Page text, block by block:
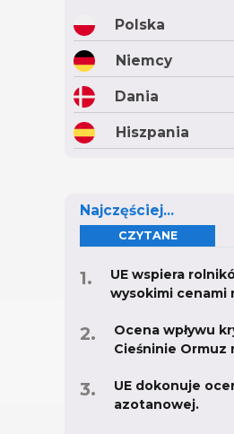
Polska
Niemcy
Dania
Hiszpania
Najczęściej...
CZYTANE
UE wspiera
wysokimi cenami
Ocena wpływu
Cieśninie Ormuz
UE dokonuje
azotanowej.